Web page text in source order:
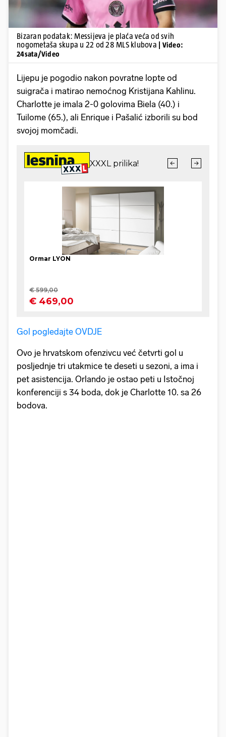
Bizaran podatak: Messijeva je plaća veća od svih
nogometaša skupa u 22 od 28 MLS klubova
| Video:
24sata/Video
Lijepu je pogodio nakon povratne lopte od
suigrača i matirao nemoćnog Kristijana Kahlinu.
Charlotte je imala 2-0 golovima Biela (40.) i
Tuilome (65.), ali Enrique i Pašalić izborili su bod
svojoj momčadi.
Gol pogledajte OVDJE
Ovo je hrvatskom ofenzivcu već četvrti gol u
posljednje tri utakmice te deseti u sezoni, a ima i
pet asistencija. Orlando je ostao peti u Istočnoj
konferenciji s 34 boda, dok je Charlotte 10. sa 26
bodova.